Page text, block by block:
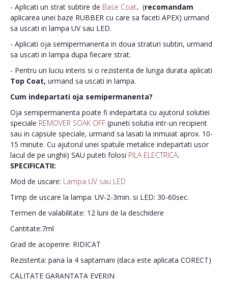
- Aplicati un strat subtire de Base Coat. (recomandam
aplicarea unei baze RUBBER cu care sa faceti APEX) urmand
sa uscati in lampa UV sau LED.
- Aplicati oja semipermanenta in doua straturi subtiri, urmand
sa uscati in lampa dupa fiecare strat.
- Pentru un luciu intens si o rezistenta de lunga durata aplicati
Top Coat, urmand sa uscati in lampa.
Cum indepartati oja semipermanenta?
Oja semipermanenta poate fi indepartata cu ajutorul solutiei
speciale REMOVER SOAK OFF (puneti solutia intr-un recipient
sau in capsule speciale, urmand sa lasati la inmuiat aprox. 10-
15 minute. Cu ajutorul unei spatule metalice indepartati usor
lacul de pe unghii) SAU puteti folosi PILA ELECTRICA.
SPECIFICATII:
Mod de uscare: Lampa UV sau LED
Timp de uscare la lampa: UV-2-3min. si LED: 30-60sec.
Termen de valabilitate: 12 luni de la deschidere
Cantitate:7ml
Grad de acoperire: RIDICAT
Rezistenta: pana la 4 saptamani (daca este aplicata CORECT)
CALITATE GARANTATA EVERIN